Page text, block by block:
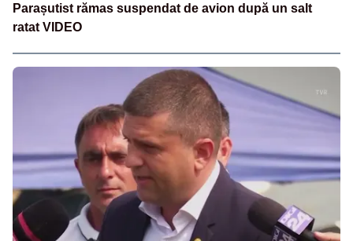
Parașutist rămas suspendat de avion după un salt
ratat VIDEO